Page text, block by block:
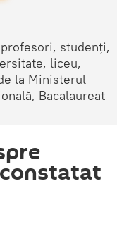
studenți,
liceu,
la Ministerul
Bacalaureat